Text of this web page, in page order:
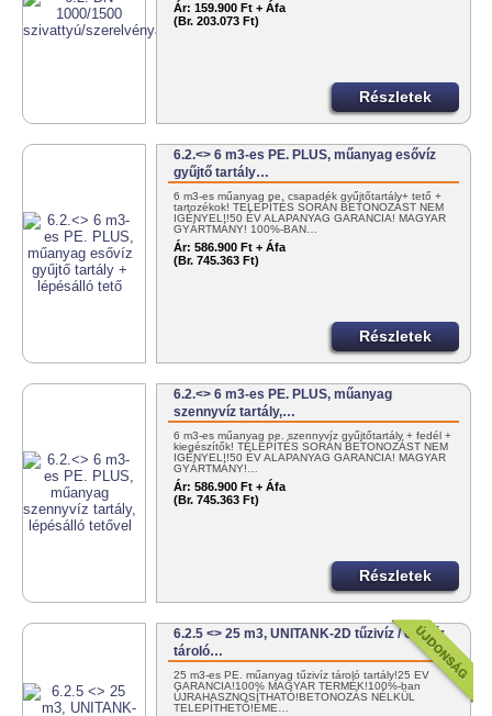
Ár: 159.900 Ft + Áfa
(Br. 203.073 Ft)
Részletek
6.2.<> 6 m3-es PE. PLUS, műanyag esővíz
gyűjtő tartály…
6 m3-es műanyag pe. csapadék gyűjtőtartály+ tető +
tartozékok! TELEPÍTÉS SORÁN BETONOZÁST NEM
IGÉNYEL!!50 ÉV ALAPANYAG GARANCIA! MAGYAR
GYÁRTMÁNY! 100%-BAN…
Ár: 586.900 Ft + Áfa
(Br. 745.363 Ft)
Részletek
6.2.<> 6 m3-es PE. PLUS, műanyag
szennyvíz tartály,…
6 m3-es műanyag pe. szennyvíz gyűjtőtartály + fedél +
kiegészítők! TELEPÍTÉS SORÁN BETONOZÁST NEM
IGÉNYEL!!50 ÉV ALAPANYAG GARANCIA! MAGYAR
GYÁRTMÁNY!…
Ár: 586.900 Ft + Áfa
(Br. 745.363 Ft)
Részletek
6.2.5 <> 25 m3, UNITANK-2D tűzivíz / oltóvíz
tároló…
25 m3-es PE. műanyag tűzivíz tároló tartály!25 ÉV
GARANCIA!100% MAGYAR TERMÉK!100%-ban
ÚJRAHASZNOSÍTHATÓ!BETONOZÁS NÉLKÜL
TELEPÍTHETŐ!ÉME…